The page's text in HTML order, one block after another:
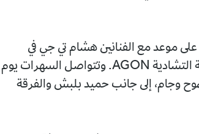
على موعد مع الفنانين هشام تي جي في
وموك صايب، إضافة إلى ماسينيسا والفرقة التشادية AGON. وتتواصل السهرات يوم
وجام، إلى جانب حميد بلبش والفرقة